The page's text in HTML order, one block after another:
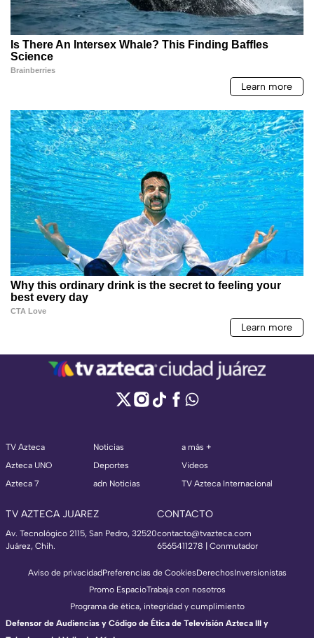
TV Azteca
Azteca UNO
Azteca 7
Noticias
Deportes
adn Noticias
a más +
Videos
TV Azteca Internacional
TV AZTECA JUAREZ
Av. Tecnológico 2115, San Pedro, 32520
Juárez, Chih.
CONTACTO
contacto@tvazteca.com
6565411278 | Conmutador
Aviso de privacidadPreferencias de CookiesDerechosInversionistas
Promo EspacioTrabaja con nosotros
Programa de ética, integridad y cumplimiento
Defensor de Audiencias y Código de Ética de Televisión Azteca III y